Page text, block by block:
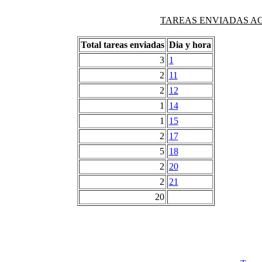
TAREAS ENVIADAS
Total tareas enviadas Dia y hora
3 1
2 11
2 12
1
14
1
15
2 17
5 18
2 20
2 21
20